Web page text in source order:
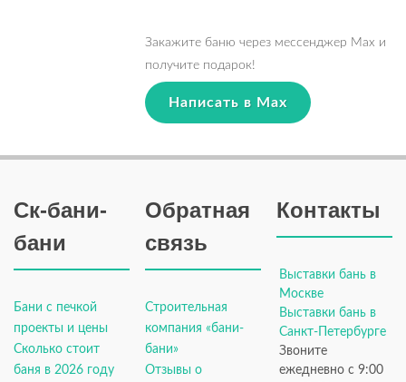
Закажите баню через мессенджер Max и
получите подарок!
Написать в Max
Ск-бани-
бани
Бани с печкой
проекты и цены
Сколько стоит
баня в 2026 году
Обратная
связь
Строительная
компания «бани-
бани»
Отзывы о
Контакты
Выставки бань в
Москве
Выставки бань в
Санкт-Петербурге
Звоните
ежедневно с 9:00